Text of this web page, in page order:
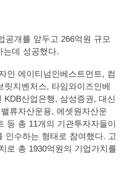
공개를 앞두고 266억원 규모
는데 성공했다.
인 에이티넘인베스트먼트, 컴
릿지벤처스, 타임와이즈인베
KDB산업은행, 삼성증권, 대신
류자산운용, 에셋원자산운
등 총 11개의 기관투자자들이
인수하는 형태로 참여했다. 고
로 총 1930억원의 기업가치를